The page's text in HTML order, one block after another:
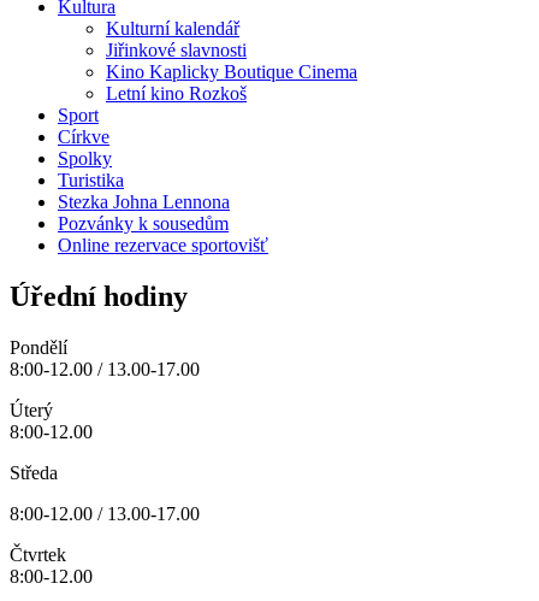
Kultura
Kulturní kalendář
Jiřinkové slavnosti
Kino Kaplicky Boutique Cinema
Letní kino Rozkoš
Sport
Církve
Spolky
Turistika
Stezka Johna Lennona
Pozvánky k sousedům
Online rezervace sportovišť
Úřední hodiny
Pondělí
8:00-12.00 / 13.00-17.00
Úterý
8:00-12.00
Středa
8:00-12.00 / 13.00-17.00
Čtvrtek
8:00-12.00